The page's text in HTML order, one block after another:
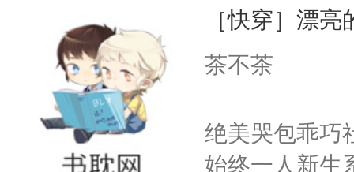
们竟然欺负
宴：要不你
来……“蛇蛇，
堂魔尊……行
位，当日就抢
病，一个个
上了还是无动
间变脸背叛他
的恶事他都对
［快穿］漂
茶不茶
绝美哭包乖巧
始终一人新生